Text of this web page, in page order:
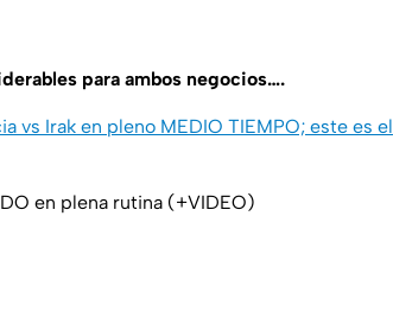
para ambos negocios….
vs Irak en pleno MEDIO TIEMPO; este es el
en plena rutina (+VIDEO)